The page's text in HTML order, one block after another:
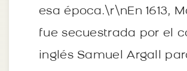
esa época.\r\nEn 1613,
fue secuestrada por el
inglés Samuel Argall